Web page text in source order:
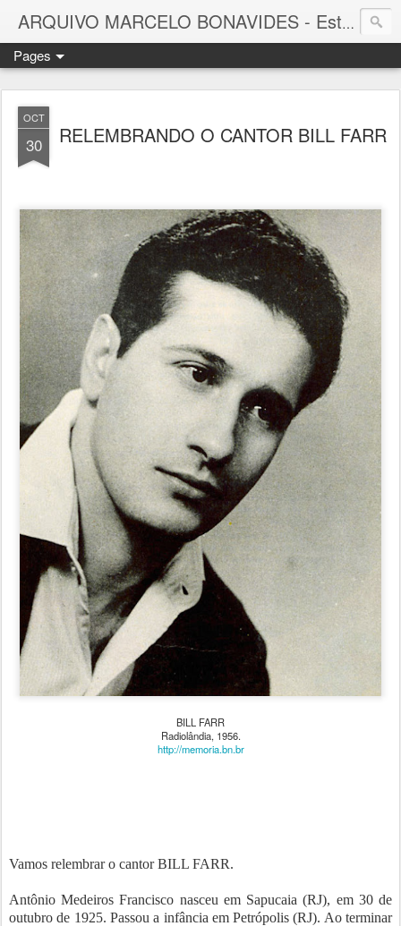
ARQUIVO MARCELO BONAVIDES - Estrelas que nunca se Apagam -
Pages
OCT
30 RELEMBRANDO O CANTOR BILL FARR
BILL FARR
Radiolândia, 1956.
http://memoria.bn.br
Vamos relembrar o cantor BILL FARR.
Antônio Medeiros Francisco nasceu em Sapucaia (RJ), em 30 de
outubro de 1925. Passou a infância em Petrópolis (RJ). Ao terminar